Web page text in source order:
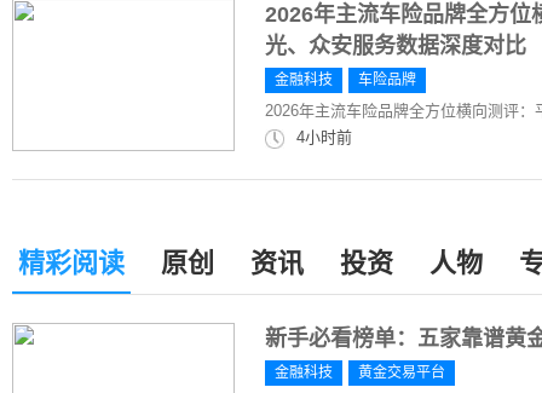
2026年主流车险品牌全方位
光、众安服务数据深度对比
金融科技 车险品牌
2026年主流车险品牌全方位横向测评
4小时前
精彩阅读 原创 资讯 投资 人物
新手必看榜单：五家靠谱黄
金融科技 黄金交易平台